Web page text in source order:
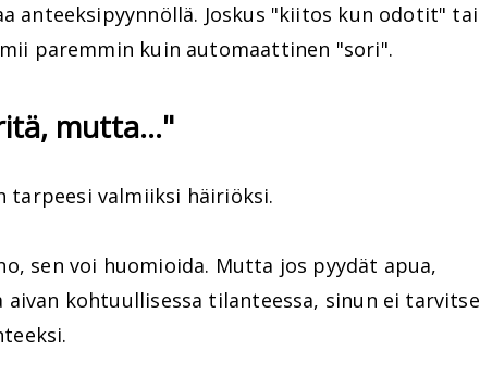
anteeksipyynnöllä. Joskus "kiitos kun odotit" tai
paremmin kuin automaattinen "sori".
mutta..."
tarpeesi valmiiksi häiriöksi.
sen voi huomioida. Mutta jos pyydät apua,
aivan kohtuullisessa tilanteessa, sinun ei tarvitse